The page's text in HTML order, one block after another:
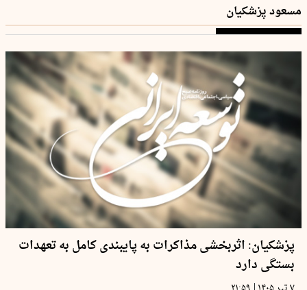
مسعود پزشکیان
پزشکیان: اثربخشی مذاکرات به پایبندی کامل به تعهدات
بستگی دارد